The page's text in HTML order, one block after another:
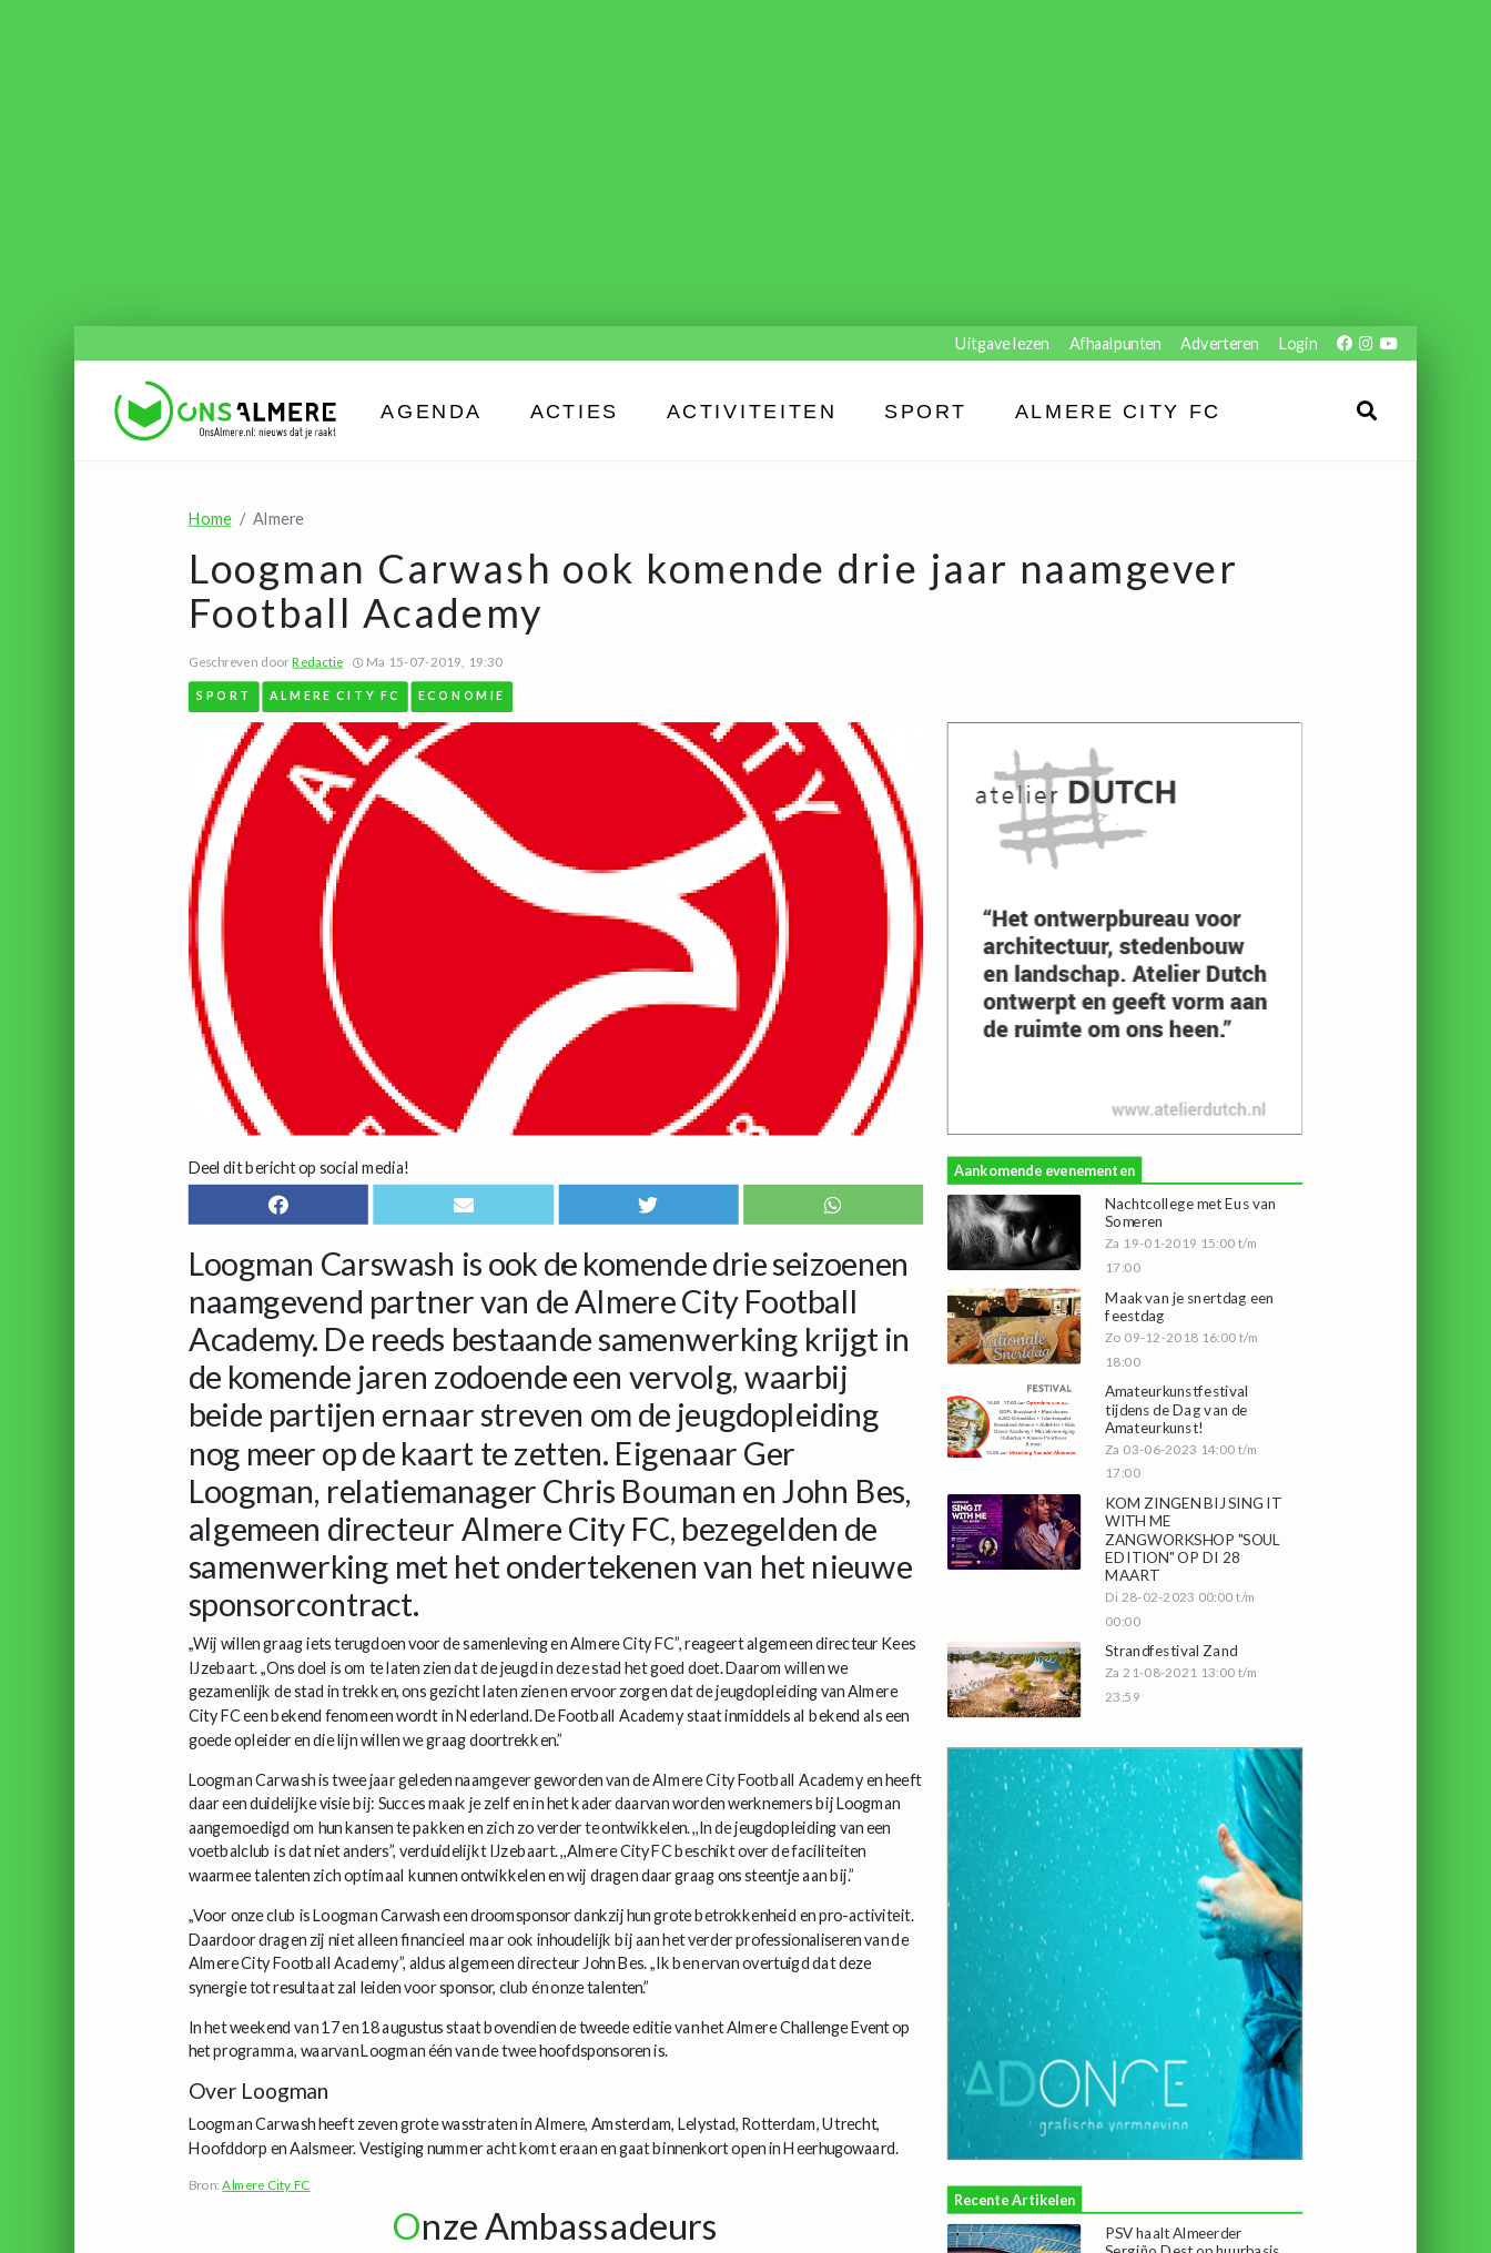
Uitgave lezen Afhaalpunten Adverteren Login
AGENDA ACTIES ACTIVITEITEN SPORT ALMERE CITY FC
Home Almere
Loogman Carwash ook komende drie jaar naamgever
Football Academy
Geschreven doorRedactie Ma 15-07-2019, 19:30
SPORT ALMERE CITY FC ECONOMIE
Deel dit bericht op social media!
Loogman Carswash is ook de komende drie seizoenen
naamgevend partner van de Almere City Football
Academy. De reeds bestaande samenwerking krijgt in
de komende jaren zodoende een vervolg, waarbij
beide partijen ernaar streven om de jeugdopleiding
nog meer op de kaart te zetten. Eigenaar Ger
Loogman, relatiemanager Chris Bouman en John Bes,
algemeen directeur Almere City FC, bezegelden de
samenwerking met het ondertekenen van het nieuwe
sponsorcontract.
,,Wij willen graag iets terugdoen voor de samenleving en Almere City FC”, reageert algemeen directeur Kees
IJzebaart. ,,Ons doel is om te laten zien dat de jeugd in deze stad het goed doet. Daarom willen we
gezamenlijk de stad in trekken, ons gezicht laten zien en ervoor zorgen dat de jeugdopleiding van Almere
City FC een bekend fenomeen wordt in Nederland. De Football Academy staat inmiddels al bekend als een
goede opleider en die lijn willen we graag doortrekken.”
Loogman Carwash is twee jaar geleden naamgever geworden van de Almere City Football Academy en heeft
daar een duidelijke visie bij: Succes maak je zelf en in het kader daarvan worden werknemers bij Loogman
aangemoedigd om hun kansen te pakken en zich zo verder te ontwikkelen. ,,In de jeugdopleiding van een
voetbalclub is dat niet anders”, verduidelijkt IJzebaart. ,,Almere City FC beschikt over de faciliteiten
waarmee talenten zich optimaal kunnen ontwikkelen en wij dragen daar graag ons steentje aan bij.”
,,Voor onze club is Loogman Carwash een droomsponsor dankzij hun grote betrokkenheid en pro-activiteit.
Daardoor dragen zij niet alleen financieel maar ook inhoudelijk bij aan het verder professionaliseren van de
Almere City Football Academy”, aldus algemeen directeur John Bes. ,,Ik ben ervan overtuigd dat deze
synergie tot resultaat zal leiden voor sponsor, club én onze talenten.”
In het weekend van 17 en 18 augustus staat bovendien de tweede editie van het Almere Challenge Event op
het programma, waarvan Loogman één van de twee hoofdsponsoren is.
Over Loogman
Loogman Carwash heeft zeven grote wasstraten in Almere, Amsterdam, Lelystad, Rotterdam, Utrecht,
Hoofddorp en Aalsmeer. Vestiging nummer acht komt eraan en gaat binnenkort open in Heerhugowaard.
Bron:Almere City FC
Onze Ambassadeurs
Aankomende evenementen
Nachtcollege met Eus van
Someren
Za 19-01-2019 15:00 t/m
17:00
Maak van je snertdag een
feestdag
Zo 09-12-2018 16:00 t/m
18:00
Amateurkunstfestival
tijdens de Dag van de
Amateurkunst!
Za 03-06-2023 14:00 t/m
17:00
KOM ZINGEN BIJ SING IT
WITH ME
ZANGWORKSHOP "SOUL
EDITION" OP DI 28
MAART
Di 28-02-2023 00:00 t/m
00:00
Strandfestival Zand
Za 21-08-2021 13:00 t/m
23:59
Recente Artikelen
PSV haalt Almeerder